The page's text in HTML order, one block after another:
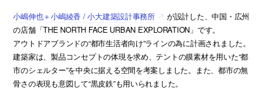
小嶋伸也＋小嶋綾香 / 小大建築設計事務所
が設計した、中国・広州
の店舗「THE NORTH FACE URBAN EXPLORATION」です。
アウトドアブランドの“都市生活者向け”ラインの為に計画されました。
建築家は、製品コンセプトの体現を求め、テントの膜素材を用いた“都
市のシェルター”を中央に据える空間を考案しました。また、都市の無
骨さの表現も意図して“黒皮鉄”も用いられました。